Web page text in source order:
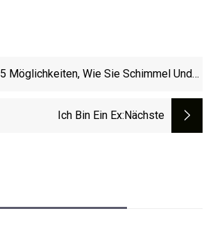
5 Möglichkeiten, Wie Sie Schimmel Und
Als 5 £ Verhindern Können
Ich Bin Ein Ex:nächste